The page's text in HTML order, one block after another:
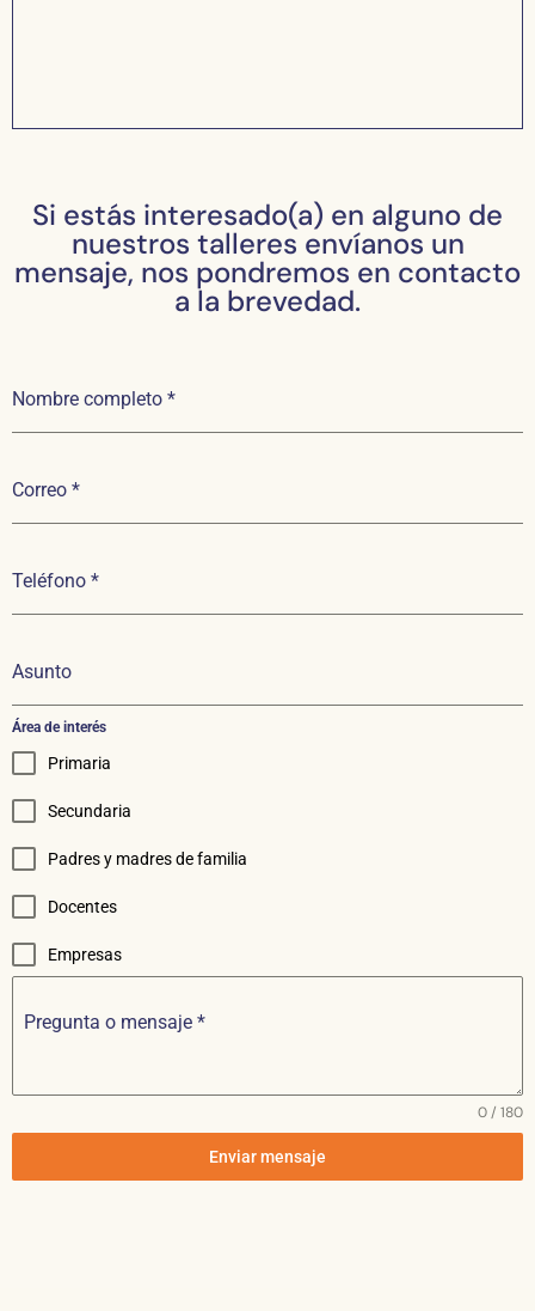
Si estás interesado(a) en alguno de
nuestros talleres envíanos un
mensaje, nos pondremos en contacto
a la brevedad.
Nombre completo *
Correo *
Teléfono *
Asunto
Área de interés
Primaria
Secundaria
Padres y madres de familia
Docentes
Empresas
Pregunta o mensaje *
0 / 180
Enviar mensaje